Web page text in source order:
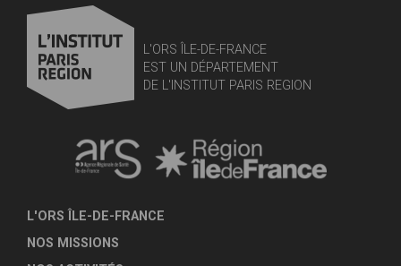
L'ORS ÎLE-DE-FRANCE
EST UN DÉPARTEMENT
DE L'INSTITUT PARIS REGION
L'ORS ÎLE-DE-FRANCE
NOS MISSIONS